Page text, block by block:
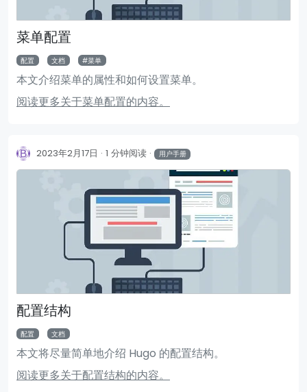
菜单配置
配置 文档 菜单
本文介绍菜单的属性和如何设置菜单。
阅读更多关于菜单配置的内容。
2023年2月17日 1 分钟阅读 用户手册
配置结构
配置 文档
本文将尽量简单地介绍 Hugo 的配置结构。
阅读更多关于配置结构的内容。